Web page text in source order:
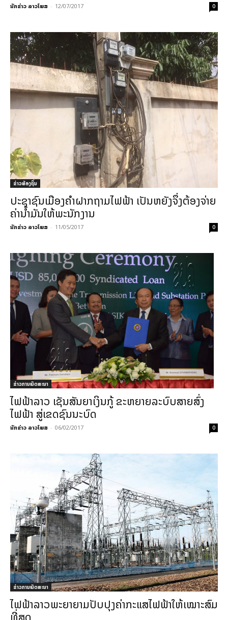
ນັກຂ່າວ ລາວໂພສ - 12/07/2017 0
ຂ່າວທ້ອງຖິ່ນ
ປະຊາຊົນເມືອງຄຳຝາກຖາມໄຟຟ້າ ເປັນຫຍັງຈຶ່ງຕ້ອງຈ່າຍ
ຄ່ານໍ້າມັນໃຫ້ພະນັກງານ
ນັກຂ່າວ ລາວໂພສ - 11/05/2017 0
ຂ່າວການພັດທະນາ
ໄຟຟ້າລາວ ເຊັນສັນຍາເງິນກູ້ ຂະຫຍາຍລະບົບສາຍສົ່ງ
ໄຟຟ້າ ສູ່ເຂດຊົນນະບົດ
ນັກຂ່າວ ລາວໂພສ - 06/02/2017 0
ຂ່າວການພັດທະນາ
ໄຟຟ້າລາວພະຍາຍາມປັບປຸງຄ່າກະແສໄຟຟ້າໃຫ້ເໝາະສົມ
ທີ່ສຸດ